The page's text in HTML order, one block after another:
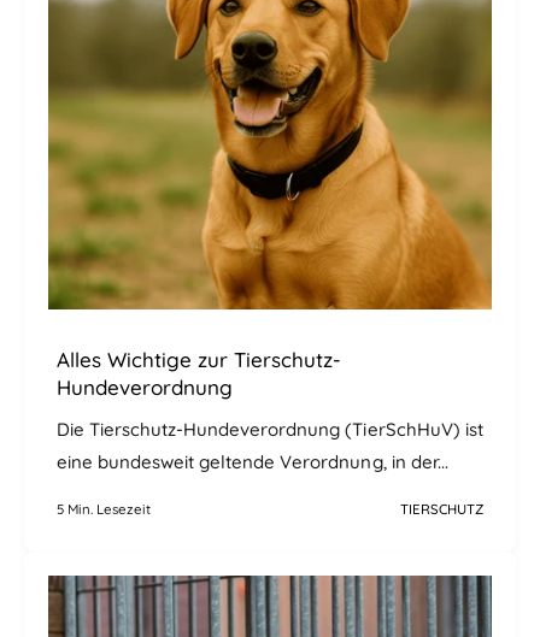
Alles Wichtige zur Tierschutz-
Hundeverordnung
Die Tierschutz-Hundeverordnung (TierSchHuV) ist
eine bundesweit geltende Verordnung, in der...
5 Min. Lesezeit TIERSCHUTZ